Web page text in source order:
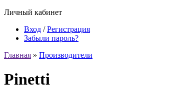
Личный кабинет
Вход /Регистрация
Забыли пароль?
Главная » Производители
Pinetti